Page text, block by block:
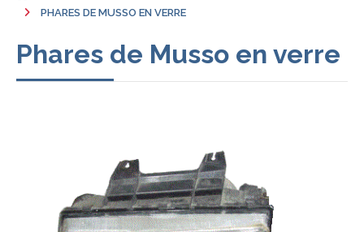
PHARES DE MUSSO EN VERRE
Phares de Musso en verre